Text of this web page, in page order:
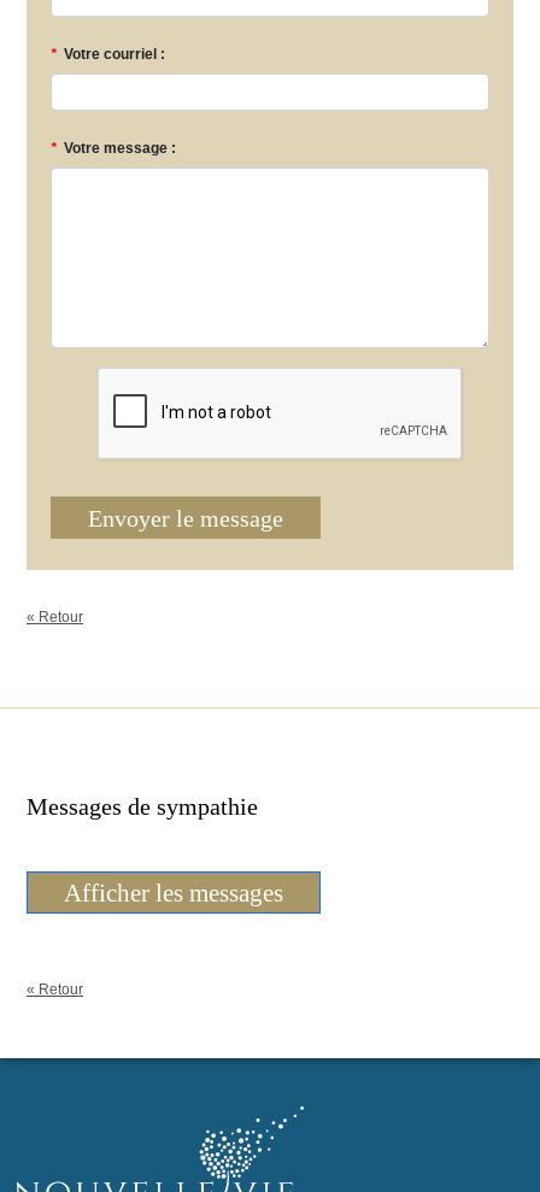
* Votre courriel :
* Votre message :
Envoyer le message
« Retour
Messages de sympathie
Afficher les messages
« Retour